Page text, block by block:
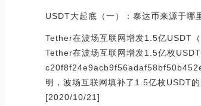
USDT大起底（一）：泰达币来源于哪
Tether在波场互联网增发1.5亿USDT
Tether在波场互联网增发1.5亿枚
明，波场互联网填补了1.5亿枚USDT
[2020/10/21]